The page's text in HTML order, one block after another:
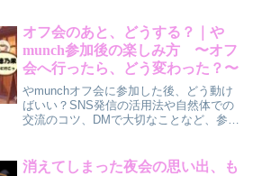
オフ会のあと、どうする？｜や
munch参加後の楽しみ方 〜オフ
会へ行ったら、どう変わった？〜
やmunchオフ会に参加した後、どう動け
ばいい？SNS発信の活用法や自然体での
交流のコツ、DMで大切なことなど、参加
消えてしまった夜会の思い出、も